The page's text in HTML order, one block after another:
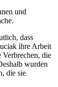
und
dass
ihre Arbeit
Verbrechen, die
wurden
die sie